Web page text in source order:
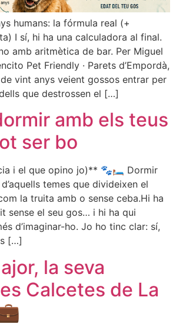
humans: la fórmula real (+
I sí, hi ha una calculadora al final.
amb aritmètica de bar. Per Miguel
Pet Friendly · Parets d’Empordà,
vint anys veient gossos entrar per
que destrossen el […]
amb els teus
ser bo
i el que opino jo)** 🐾🛏️ Dormir
temes que divideixen el
la truita amb o sense ceba.Hi ha
sense el seu gos… i hi ha qui
d’imaginar-ho. Jo ho tinc clar: sí,
[…]
la seva
Calcetes de La